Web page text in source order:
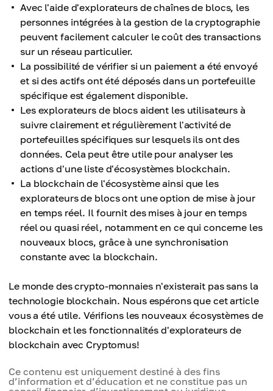
Avec l'aide d'explorateurs de chaînes de blocs, les
personnes intégrées à la gestion de la cryptographie
peuvent facilement calculer le coût des transactions
sur un réseau particulier.
La possibilité de vérifier si un paiement a été envoyé
et si des actifs ont été déposés dans un portefeuille
spécifique est également disponible.
Les explorateurs de blocs aident les utilisateurs à
suivre clairement et régulièrement l'activité de
portefeuilles spécifiques sur lesquels ils ont des
données. Cela peut être utile pour analyser les
actions d'une liste d'écosystèmes blockchain.
La blockchain de l'écosystème ainsi que les
explorateurs de blocs ont une option de mise à jour
en temps réel. Il fournit des mises à jour en temps
réel ou quasi réel, notamment en ce qui concerne les
nouveaux blocs, grâce à une synchronisation
constante avec la blockchain.
Le monde des crypto-monnaies n'existerait pas sans la
technologie blockchain. Nous espérons que cet article
vous a été utile. Vérifions les nouveaux écosystèmes de
blockchain et les fonctionnalités d'explorateurs de
blockchain avec Cryptomus!
Ce contenu est uniquement destiné à des fins
d’information et d’éducation et ne constitue pas un